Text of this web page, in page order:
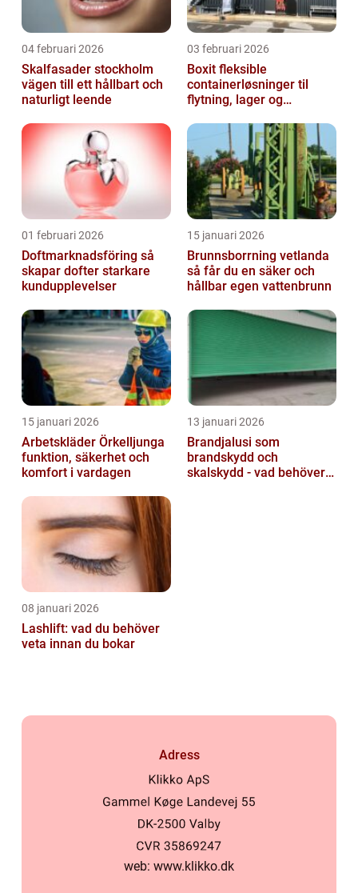
04 februari 2026
Skalfasader stockholm
vägen till ett hållbart och
naturligt leende
03 februari 2026
Boxit fleksible
containerløsninger til
flytning, lager og
01 februari 2026
Doftmarknadsföring så
skapar dofter starkare
kundupplevelser
15 januari 2026
Brunnsborrning vetlanda
så får du en säker och
hållbar egen vattenbrunn
15 januari 2026
Arbetskläder Örkelljunga
funktion, säkerhet och
komfort i vardagen
13 januari 2026
Brandjalusi som
brandskydd och
skalskydd - vad behöver
08 januari 2026
Lashlift: vad du behöver
veta innan du bokar
Adress
web: www.klikko.dk